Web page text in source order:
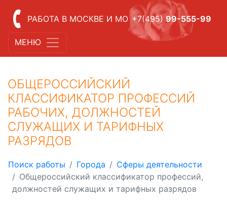
РАБОТА В МОСКВЕ И МО +7(495) 99-555-99
МЕНЮ
ОБЩЕРОССИЙСКИЙ
КЛАССИФИКАТОР ПРОФЕССИЙ
РАБОЧИХ, ДОЛЖНОСТЕЙ
СЛУЖАЩИХ И ТАРИФНЫХ
РАЗРЯДОВ
Поиск работы Города
Сферы деятельности
Общероссийский классификатор профессий,
должностей служащих и тарифных разрядов